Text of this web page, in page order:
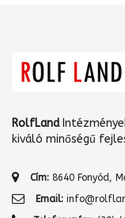
RolfLand
kiváló minőségű
Cím: 8640 Fonyód,
Email: